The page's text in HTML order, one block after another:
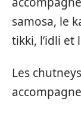
samosa, le
tikki, l’idli et
Les